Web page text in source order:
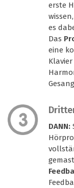
erste
es
Das
eine
Klavier
DANN: